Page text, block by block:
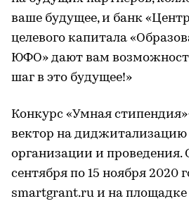
ваше будущее, и банк
целевого капитала
ЮФО» дают вам
шаг в это будущее!»
Конкурс «Умная
вектор на диджитализацию
организации и проведения.
сентября по 15 ноября 2020
smartgrant.ru и на